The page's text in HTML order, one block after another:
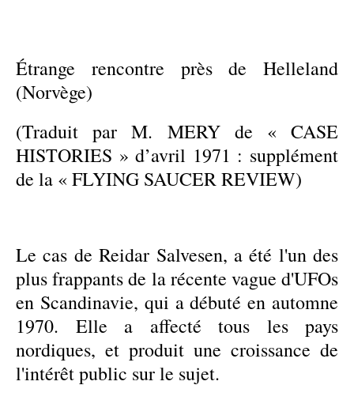
Étrange rencontre près de Helleland
(Norvège)
(Traduit par M. MERY de « CASE
HISTORIES » d’avril 1971 : supplément
de la « FLYING SAUCER REVIEW)
Le cas de Reidar Salvesen, a été l'un des
plus frappants de la récente vague d'UFOs
en Scandinavie, qui a débuté en automne
1970. Elle a affecté tous les pays
nordiques, et produit une croissance de
l'intérêt public sur le sujet.